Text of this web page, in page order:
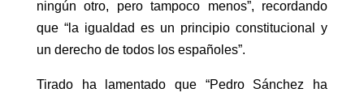
ningún otro, pero tampoco menos”, recordando
que “la igualdad es un principio constitucional y
un derecho de todos los españoles”.
Tirado ha lamentado que “Pedro Sánchez ha